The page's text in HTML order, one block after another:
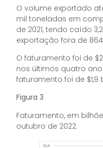
O volume exportado
mil toneladas em
de 2021, tendo caído
exportação fora de
O faturamento foi de
nos últimos quatro
faturamento foi de $1,9
Figura 3
Faturamento, em
outubro de 2022.